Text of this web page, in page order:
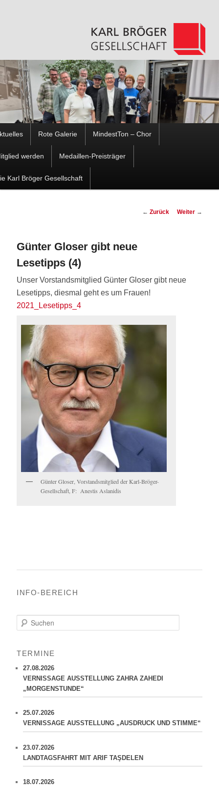
Zum
wechseln
Zum
Inhalt
Rote Galerie MindestTon – Chor
werden Medaillen-Preisträger
Karl Bröger Gesellschaft
Beitragsnavigation
← Zurück Weiter →
Günter Gloser gibt neue
Lesetipps (4)
Unser Vorstandsmitglied Günter Gloser gibt neue
Lesetipps, diesmal geht es um Frauen!
2021_Lesetipps_4
Günter Gloser, Vorstandsmitglied der Karl-Bröger-
Gesellschaft, F: Anestis Aslanidis
INFO-BEREICH
u
e
n
TERMINE
27.08.2026
VERNISSAGE AUSSTELLUNG ZAHRA ZAHEDI
„MORGENSTUNDE“
25.07.2026
VERNISSAGE AUSSTELLUNG „AUSDRUCK UND STIMME“
23.07.2026
LANDTAGSFAHRT MIT ARIF TAŞDELEN
18.07.2026